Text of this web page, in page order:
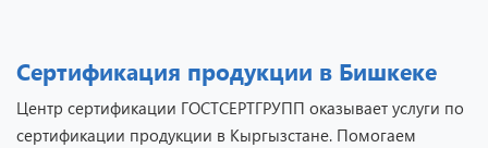
Сертификация продукции в Бишкеке
Центр сертификации ГОСТСЕРТГРУПП оказывает услуги по
сертификации продукции в Кыргызстане. Помогаем